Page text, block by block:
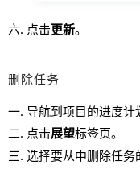
点击更新。
删除任务
导航到项目的进度计
点击展望标签页。
选择要从中删除任务